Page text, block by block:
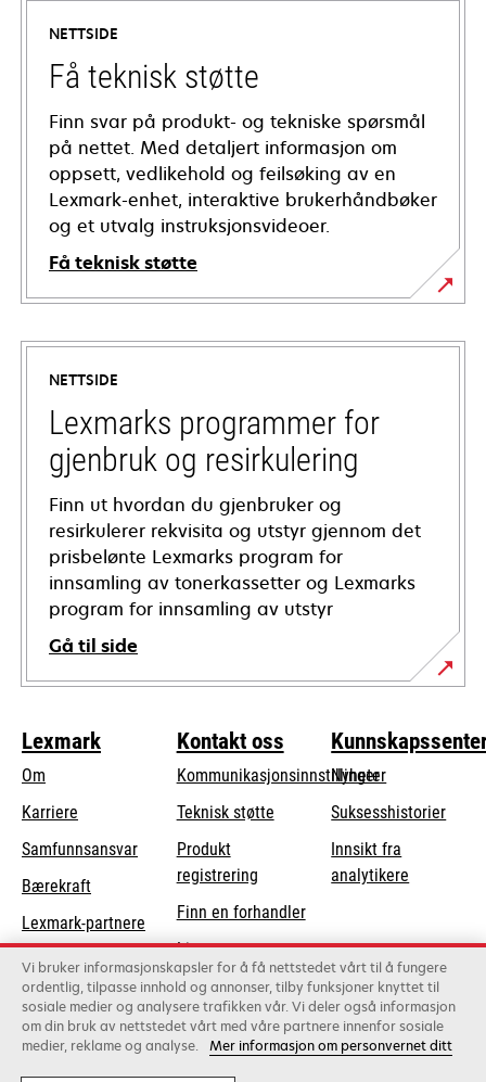
NETTSIDE
Få teknisk støtte
Finn svar på produkt- og tekniske spørsmål
på nettet. Med detaljert informasjon om
oppsett, vedlikehold og feilsøking av en
Lexmark-enhet, interaktive brukerhåndbøker
og et utvalg instruksjonsvideoer.
Få teknisk støtte
opens
in
new
tab
NETTSIDE
Lexmarks programmer for
gjenbruk og resirkulering
Finn ut hvordan du gjenbruker og
resirkulerer rekvisita og utstyr gjennom det
prisbelønte Lexmarks program for
innsamling av tonerkassetter og Lexmarks
program for innsamling av utstyr
Gå til side
Lexmark
Om
Karriere
Samfunnsansvaropens
new
tab
Bærekraft
Lexmark-partnere
Kontakt oss
Kommunikasjonsinnstillinger
Teknisk støtteopens
tab
Produkt
registrering
Finn en forhandler
Liste over
grossister
Nyheter
Suksesshistorier
Innsikt fra
analytikere
Lexmark International, Inc., et Xerox-selskap
©2026 Alle rettigheter forbeholdt.
Vi bruker informasjonskapsler for å få nettstedet vårt til å fungere
ordentlig, tilpasse innhold og annonser, tilby funksjoner knyttet til
sosiale medier og analysere trafikken vår. Vi deler også informasjon
om din bruk av nettstedet vårt med våre partnere innenfor sosiale
medier, reklame og analyse. Mer informasjon om personvernet ditt